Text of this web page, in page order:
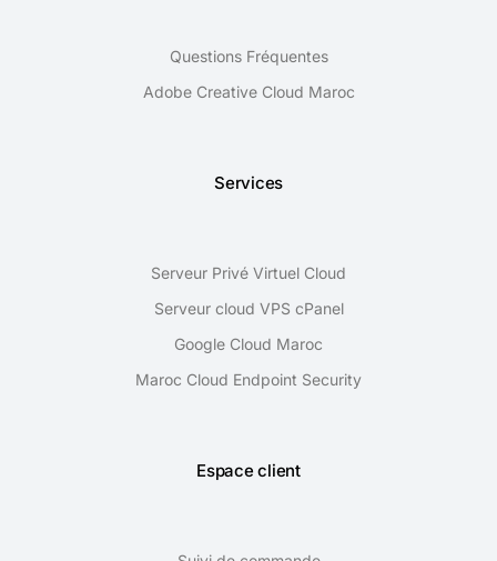
Questions Fréquentes
Adobe Creative Cloud Maroc
Services
Serveur Privé Virtuel Cloud
Serveur cloud VPS cPanel
Google Cloud Maroc
Maroc Cloud Endpoint Security
Espace client